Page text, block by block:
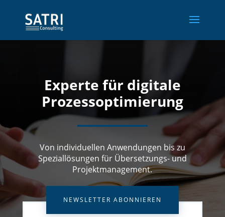
Experte für digitale
Prozessoptimierung
Von individuellen Anwendungen bis zu
Speziallösungen für Übersetzungs- und
Projektmanagement.
NEWSLETTER ABONNIEREN